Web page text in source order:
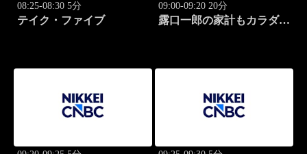
08:25-08:30 5分
テイク・ファイブ
09:00-09:20 20分
露口一郎の家計もカラダも